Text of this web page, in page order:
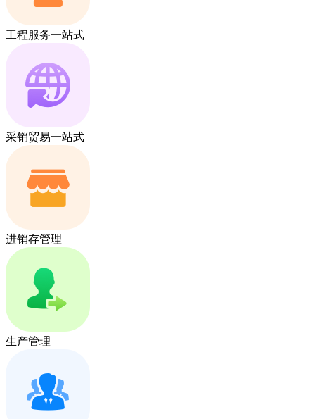
工程服务一站式
采销贸易一站式
进销存管理
生产管理